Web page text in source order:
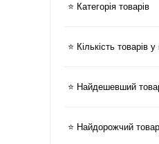
⭐ Категорія товарів
⭐ Кількість товарів у
⭐ Найдешевший
⭐ Найдорожчий товар